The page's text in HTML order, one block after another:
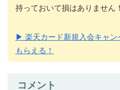
持っておいて損はありません！
▶ 楽天カード新規入会キャン
もらえる！
コメント